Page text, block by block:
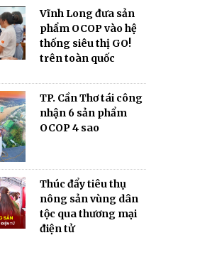
Vĩnh Long đưa sản
phẩm OCOP vào hệ
thống siêu thị GO!
trên toàn quốc
TP. Cần Thơ tái công
nhận 6 sản phẩm
OCOP 4 sao
Thúc đẩy tiêu thụ
nông sản vùng dân
tộc qua thương mại
điện tử